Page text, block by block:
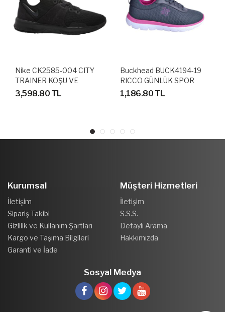
Nike CK2585-004 CITY
TRAINER KOŞU VE
YÜRÜYÜŞ AYAKKABISI
3,598.80 TL
Buckhead BUCK4194-19
RICCO GÜNLÜK SPOR
AYAKKABI
1,186.80 TL
Kurumsal
İletişim
Sipariş Takibi
Gizlilik ve Kullanım Şartları
Kargo ve Taşıma Bilgileri
Garanti ve İade
Müşteri Hizmetleri
İletişim
S.S.S.
Detaylı Arama
Hakkımızda
Sosyal Medya